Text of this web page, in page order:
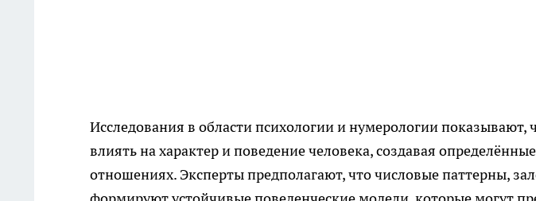
Исследования в области психологии и нумерологии показывают,
влиять на характер и поведение человека, создавая
отношениях. Эксперты предполагают, что числовые паттерны,